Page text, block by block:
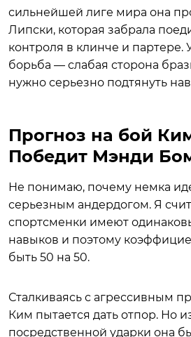
сильнейшей лиге мира она
Липски, которая забрала
контроля в клинче и партере.
борьба — слабая сторона
нужно серьезно подтянуть
Прогноз на бой
Победит Мэнди
Не понимаю, почему немка
серьезным андердогом. Я
спортсменки имеют
навыков и поэтому
быть 50 на 50.
Сталкиваясь с агрессивным
Ким пытается дать отпор. Но
посредственной ударки она